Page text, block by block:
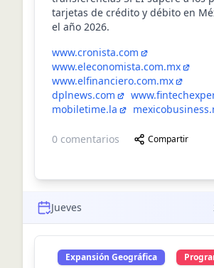
tarjetas de crédito y débito en
el año 2026.
www.cronista.com
www.eleconomista.com.mx
www.elfinanciero.com.mx
dplnews.com
mobiletime.la
0 comentarios Compartir
Jueves
Expansión Geográfica